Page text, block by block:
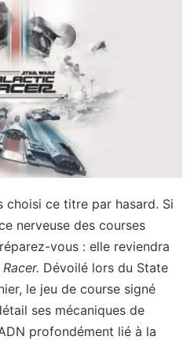
choisi ce titre par hasard. Si
nerveuse des courses
vous : elle reviendra
Dévoilé lors du State
le jeu de course signé
ses mécaniques de
profondément lié à la